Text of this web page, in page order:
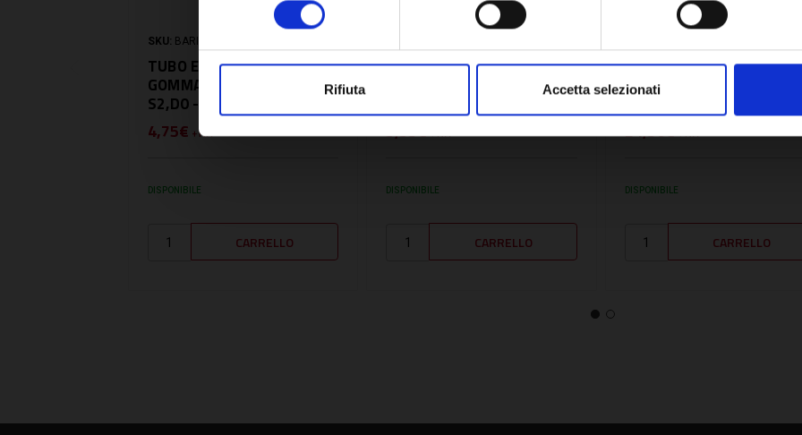
Rifiuta Accetta selezionati
SKU: BARISO13X20
TUBO EUROBATEX IN
GOMMA 13X20 2MT BL-
S2,D0 - BARISO13X20
4,75€ + IVA
DISPONIBILE
TUBO EUROBATEX IN
GOMMA 19X12 2MT BL-
5,55€+ IVA
DISPONIBILE
TUBO EUROBATEX IN
GOMMA 19X76 2MT BL-
24,56€+ IVA
DISPONIBILE